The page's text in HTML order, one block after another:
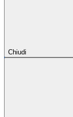
Chiudi